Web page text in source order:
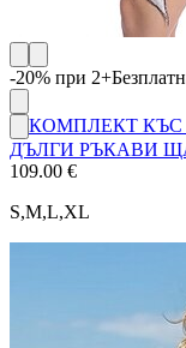
-20% при 2+
КОМПЛЕКТ КЪС
ДЪЛГИ РЪКАВИ
109.00 €
S,M,L,XL